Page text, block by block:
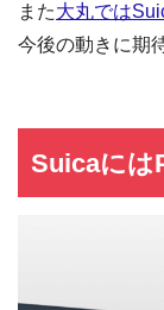
また大丸では
今後の動きに期
Suicaには